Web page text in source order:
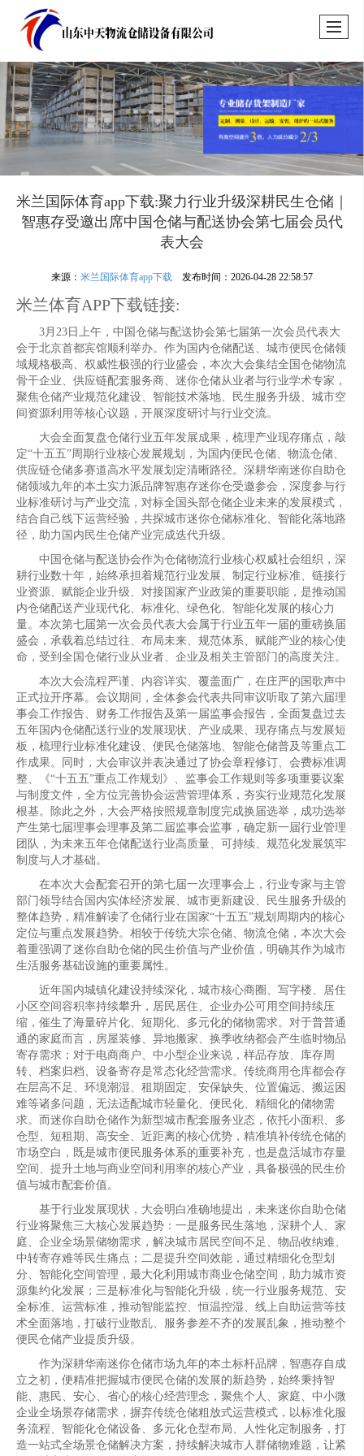
米兰国际体育app下载:聚力行业升级深耕民生仓储｜
智惠存受邀出席中国仓储与配送协会第七届会员代
表大会
来源：米兰国际体育app下载 发布时间：2026-04-28 22:58:57
米兰体育APP下载链接:
3月23日上午，中国仓储与配送协会第七届第一次会员代表大
会于北京首都宾馆顺利举办。作为国内仓储配送、城市便民仓储领
域规格极高、权威性极强的行业盛会，本次大会集结全国仓储物流
骨干企业、供应链配套服务商、迷你仓储从业者与行业学术专家，
聚焦仓储产业规范化建设、智能技术落地、民生服务升级、城市空
间资源利用等核心议题，开展深度研讨与行业交流。
大会全面复盘仓储行业五年发展成果，梳理产业现存痛点，敲
定“十五五”周期行业核心发展规划，为国内便民仓储、物流仓储、
供应链仓储多赛道高水平发展划定清晰路径。深耕华南迷你自助仓
储领域九年的本土实力派品牌智惠存迷你仓受邀参会，深度参与行
业标准研讨与产业交流，对标全国头部仓储企业未来的发展模式，
结合自己线下运营经验，共探城市迷你仓储标准化、智能化落地路
径，助力国内民生仓储产业完成迭代升级。
中国仓储与配送协会作为仓储物流行业核心权威社会组织，深
耕行业数十年，始终承担着规范行业发展、制定行业标准、链接行
业资源、赋能企业升级、对接国家产业政策的重要职能，是推动国
内仓储配送产业现代化、标准化、绿色化、智能化发展的核心力
量。本次第七届第一次会员代表大会属于行业五年一届的重磅换届
盛会，承载着总结过往、布局未来、规范体系、赋能产业的核心使
命，受到全国仓储行业从业者、企业及相关主管部门的高度关注。
本次大会流程严谨、内容详实、覆盖面广，在庄严的国歌声中
正式拉开序幕。会议期间，全体参会代表共同审议听取了第六届理
事会工作报告、财务工作报告及第一届监事会报告，全面复盘过去
五年国内仓储配送行业的发展现状、产业成果、现存痛点与发展短
板，梳理行业标准化建设、便民仓储落地、智能仓储普及等重点工
作成果。同时，大会审议并表决通过了协会章程修订、会费标准调
整、《“十五五”重点工作规划》、监事会工作规则等多项重要议案
与制度文件，全方位完善协会运营管理体系，夯实行业规范化发展
根基。除此之外，大会严格按照规章制度完成换届选举，成功选举
产生第七届理事会理事及第二届监事会监事，确定新一届行业管理
团队，为未来五年仓储配送行业高质量、可持续、规范化发展筑牢
制度与人才基础。
在本次大会配套召开的第七届一次理事会上，行业专家与主管
部门领导结合国内实体经济发展、城市更新建设、民生服务升级的
整体趋势，精准解读了仓储行业在国家“十五五”规划周期内的核心
定位与重点发展趋势。相较于传统大宗仓储、物流仓储，本次大会
着重强调了迷你自助仓储的民生价值与产业价值，明确其作为城市
生活服务基础设施的重要属性。
近年国内城镇化建设持续深化，城市核心商圈、写字楼、居住
小区空间容积率持续攀升，居民居住、企业办公可用空间持续压
缩，催生了海量碎片化、短期化、多元化的储物需求。对于普普通
通的家庭而言，房屋装修、异地搬家、换季收纳都会产生临时物品
寄存需求；对于电商商户、中小型企业来说，样品存放、库存周
转、档案归档、设备寄存是常态化经营需求。传统商用仓库都会存
在层高不足、环境潮湿、租期固定、安保缺失、位置偏远、搬运困
难等诸多问题，无法适配城市轻量化、便民化、精细化的储物需
求。而迷你自助仓储作为新型城市配套服务业态，依托小面积、多
仓型、短租期、高安全、近距离的核心优势，精准填补传统仓储的
市场空白，既是城市便民服务体系的重要补充，也是盘活城市存量
空间、提升土地与商业空间利用率的核心产业，具备极强的民生价
值与城市配套价值。
基于行业发展现状，大会明白准确地提出，未来迷你自助仓储
行业将聚焦三大核心发展趋势：一是服务民生落地，深耕个人、家
庭、企业全场景储物需求，解决城市居民空间不足、物品收纳难、
中转寄存难等民生痛点；二是提升空间效能，通过精细化仓型划
分、智能化空间管理，最大化利用城市商业仓储空间，助力城市资
源集约化发展；三是标准化与智能化升级，统一行业服务规范、安
全标准、运营标准，推动智能监控、恒温控湿、线上自助运营等技
术全面落地，打破行业散乱、服务参差不齐的发展乱象，推动整个
便民仓储产业提质升级。
作为深耕华南迷你仓储市场九年的本土标杆品牌，智惠存自成
立之初，便精准把握城市便民仓储的发展的新趋势，始终秉持智
能、惠民、安心、省心的核心经营理念，聚焦个人、家庭、中小微
企业全场景存储需求，摒弃传统仓储粗放式运营模式，以标准化服
务流程、智能化仓储设备、多元化仓型布局、人性化定制服务，打
造一站式全场景仓储解决方案，持续解决城市人群储物难题，让紧